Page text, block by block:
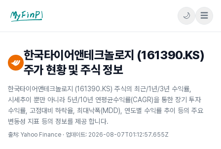
마이핀플
🌙 ☰
한국타이어앤테크놀로지 (161390.KS)
주가 현황 및 주식 정보
한국타이어앤테크놀로지 (161390.KS) 주식의 최근/1년/3년 수익률,
시세추이 뿐만 아니라 5년/10년 연평균수익률(CAGR)을 통한 장기 투자
수익률, 고점대비 하락율, 최대낙폭(MDD), 연도별 수익률 추이 등의 주요
변동성 지표 등의 정보를 제공 합니다.
출처: Yahoo Finance · 업데이트: 2026-08-07T01:12:57.655Z